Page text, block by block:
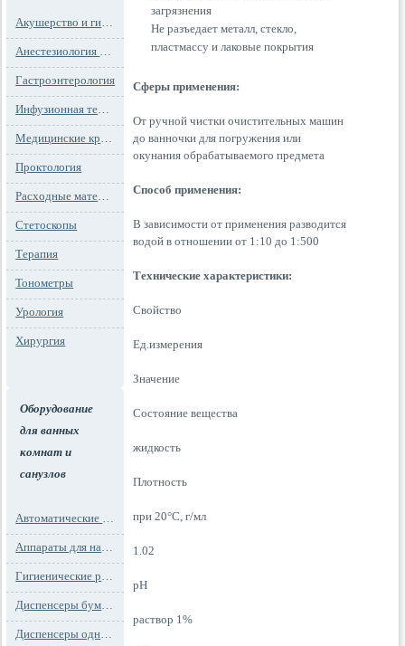
Акушерство и гинекология
Анестезиология и реанимация
Гастроэнтерология
Инфузионная терапия
Медицинские кресла
Проктология
Расходные материалы
Стетоскопы
Терапия
Тонометры
Урология
Хирургия
Оборудование
для ванных
комнат и
санузлов
Автоматические освежители воздуха
Аппараты для надевания бахил
Гигиенические расходные материалы
Диспенсеры бумажных полотенец
Диспенсеры одноразовых сидений на унитаз
загрязнения
Не разъедает металл, стекло,
пластмассу и лаковые покрытия
Сферы применения:
От ручной чистки очистительных машин
до ванночки для погружения или
окунания обрабатываемого предмета
Способ применения:
В зависимости от применения разводится
водой в отношении от 1:10 до 1:500
Технические характеристики:
Свойство
Ед.измерения
Значение
Состояние вещества
жидкость
Плотность
при 20°C, г/мл
1.02
pH
раствор 1%